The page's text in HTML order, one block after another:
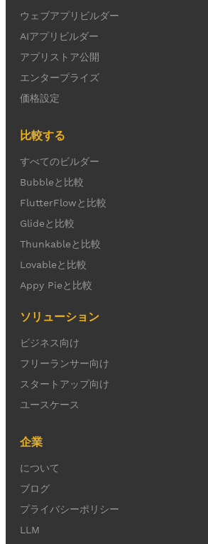
ウェブアプリビルダー
AIアプリビルダー
アプリストア公開
エンタープライズ
価格設定
比較する
すべてのビルダー
Bubbleと比較
FlutterFlowと比較
Glideと比較
Thunkableと比較
Lovableと比較
Appy Pieと比較
ソリューション
ビジネス向け
フリーランサー向け
スタートアップ向け
ユースケース
企業
について
ブログ
プライバシーポリシー
LLM